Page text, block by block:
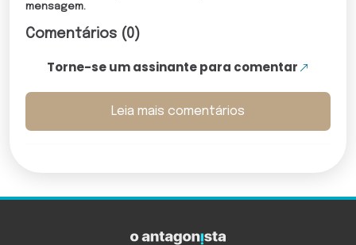
mensagem.
Comentários (0)
Torne-se um assinante para comentar
Leia mais comentários